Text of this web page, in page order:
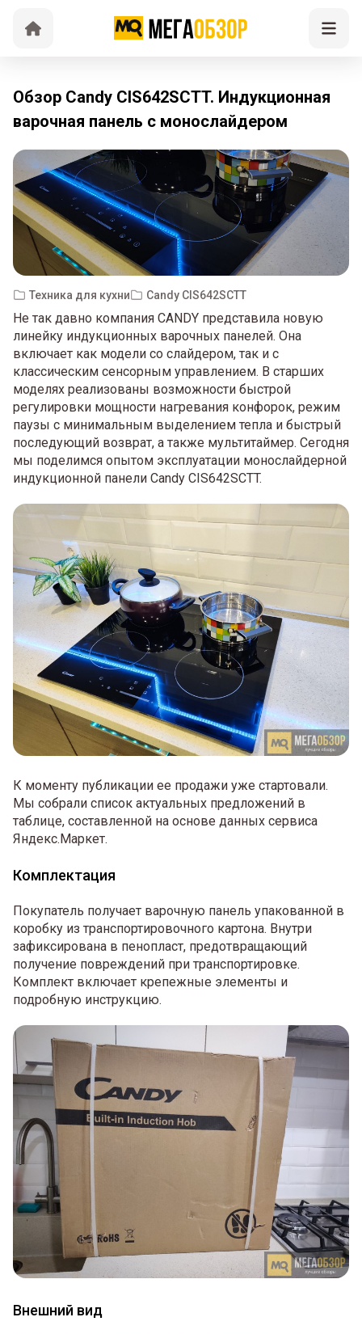
Обзор Candy CIS642SCTT. Индукционная
варочная панель с монослайдером
Техника для кухни Candy CIS642SCTT
Не так давно компания CANDY представила новую
линейку индукционных варочных панелей. Она
включает как модели со слайдером, так и с
классическим сенсорным управлением. В старших
моделях реализованы возможности быстрой
регулировки мощности нагревания конфорок, режим
паузы с минимальным выделением тепла и быстрый
последующий возврат, а также мультитаймер. Сегодня
мы поделимся опытом эксплуатации монослайдерной
индукционной панели Candy CIS642SCTT.
К моменту публикации ее продажи уже стартовали.
Мы собрали список актуальных предложений в
таблице, составленной на основе данных сервиса
Яндекс.Маркет.
Комплектация
Покупатель получает варочную панель упакованной в
коробку из транспортировочного картона. Внутри
зафиксирована в пенопласт, предотвращающий
получение повреждений при транспортировке.
Комплект включает крепежные элементы и
подробную инструкцию.
Внешний вид